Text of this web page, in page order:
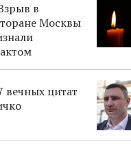
в
Москвы
вечных цитат